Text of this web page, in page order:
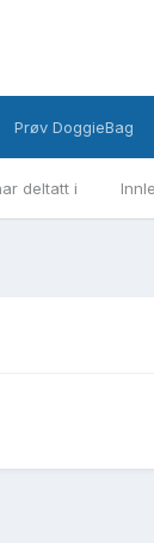
deltatt i
Prøv DoggieBag